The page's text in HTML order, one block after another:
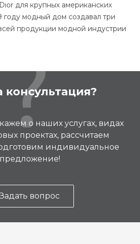
для крупных американских
году модный дом создавал три
продукции модной индустрии
о наших услугах, видах
проектах, рассчитаем
индивидуальное
предложение!
Задать вопрос